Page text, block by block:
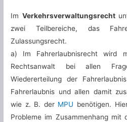
Im Verkehrsverwaltungsrecht
zwei Teilbereiche, das
Zulassungsrecht.
a) Im Fahrerlaubnisrecht wird
Rechtsanwalt bei allen
Wiedererteilung der
Fahrerlaubnis und allen damit
wie z. B. der MPU benötigen.
Probleme im Zusammenhang mit